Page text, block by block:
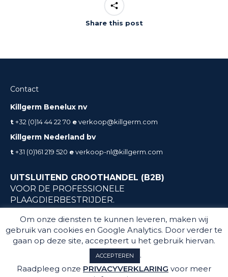
Share this post
Contact
Killgerm Benelux nv
t+32 (0)14 44 22 70 everkoop@killgerm.com
Killgerm Nederland bv
t+31 (0)161 219 520 everkoop-nl@killgerm.com
UITSLUITEND GROOTHANDEL (B2B)
VOOR DE PROFESSIONELE
PLAAGDIERBESTRIJDER.
Geen particuliere verkoop
Om onze diensten te kunnen leveren, maken wij
gebruik van cookies en Google Analytics. Door verder te
gaan op deze site, accepteert u het gebruik hiervan.
ACCEPTEREN
.
Raadpleeg onze PRIVACYVERKLARING voor meer